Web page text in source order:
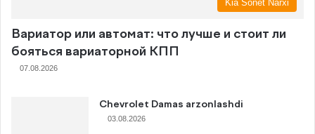
Kia Sonet Narxi
Вариатор или автомат: что лучше и стоит ли
бояться вариаторной КПП
07.08.2026
Chevrolet Damas arzonlashdi
03.08.2026